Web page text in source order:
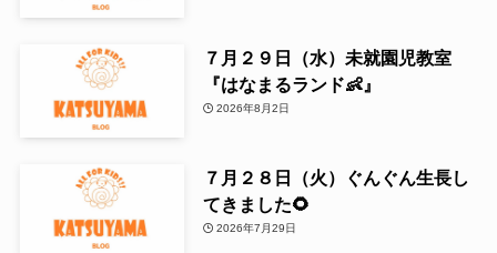
７月２９日（水）未就園児教室
『はなまるランド👶』
2026年8月2日
７月２８日（火）ぐんぐん生長し
てきました🌻
2026年7月29日